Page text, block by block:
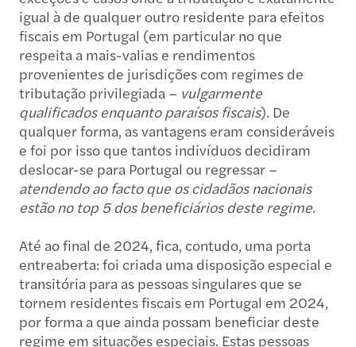
igual à de qualquer outro residente para efeitos
fiscais em Portugal (em particular no que
respeita a mais-valias e rendimentos
provenientes de jurisdições com regimes de
tributação privilegiada – vulgarmente
qualificados enquanto paraísos fiscais). De
qualquer forma, as vantagens eram consideráveis
e foi por isso que tantos indivíduos decidiram
deslocar-se para Portugal ou regressar –
atendendo ao facto que os cidadãos nacionais
estão no top 5 dos beneficiários deste regime.
Até ao final de 2024, fica, contudo, uma porta
entreaberta: foi criada uma disposição especial e
transitória para as pessoas singulares que se
tornem residentes fiscais em Portugal em 2024,
por forma a que ainda possam beneficiar deste
regime em situações especiais. Estas pessoas